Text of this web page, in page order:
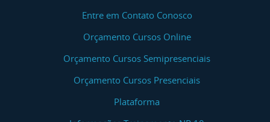
Entre em Contato Conosco
Orçamento Cursos Online
Orçamento Cursos Semipresenciais
Orçamento Cursos Presenciais
Plataforma